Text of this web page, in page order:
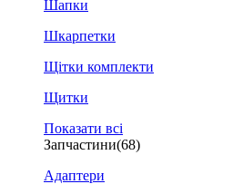
Шапки
Шкарпетки
Щітки комплекти
Щитки
Показати всі
Запчастини(68)
Адаптери